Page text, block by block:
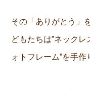
その「ありがとう」
どもたちは”ネックレ
ォトフレーム”を手作